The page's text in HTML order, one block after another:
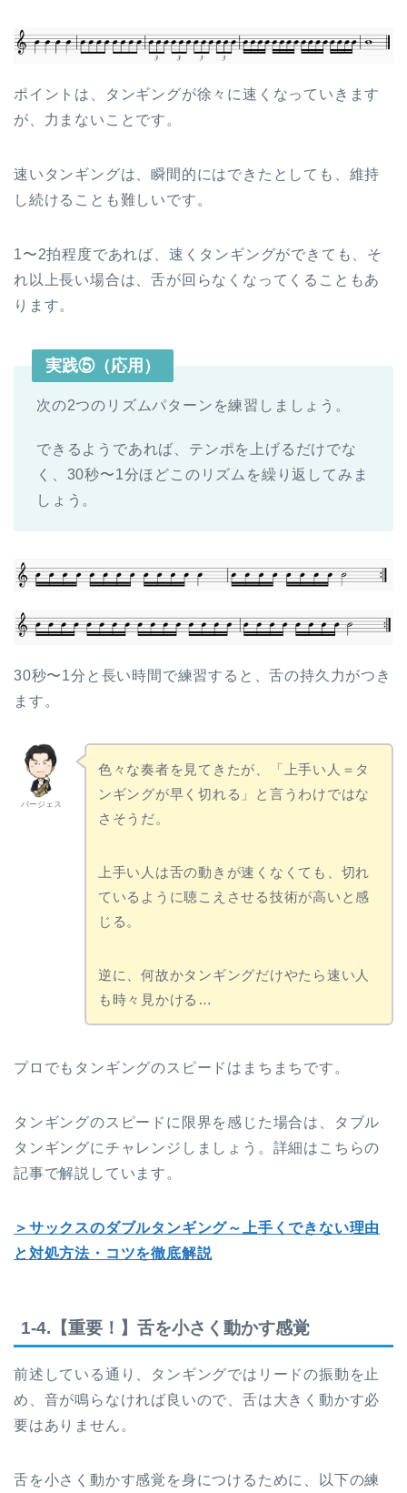
ポイントは、タンギングが徐々に速くなっていきます
が、力まないことです。
速いタンギングは、瞬間的にはできたとしても、維持
し続けることも難しいです。
1〜2拍程度であれば、速くタンギングができても、そ
れ以上長い場合は、舌が回らなくなってくることもあ
ります。
実践⑤（応用）
次の2つのリズムパターンを練習しましょう。
できるようであれば、テンポを上げるだけでな
く、30秒〜1分ほどこのリズムを繰り返してみま
しょう。
30秒〜1分と長い時間で練習すると、舌の持久力がつき
ます。
バージェス
色々な奏者を見てきたが、「上手い人＝タ
ンギングが早く切れる」と言うわけではな
さそうだ。
上手い人は舌の動きが速くなくても、切れ
ているように聴こえさせる技術が高いと感
じる。
逆に、何故かタンギングだけやたら速い人
も時々見かける…
プロでもタンギングのスピードはまちまちです。
タンギングのスピードに限界を感じた場合は、タブル
タンギングにチャレンジしましょう。詳細はこちらの
記事で解説しています。
＞サックスのダブルタンギング～上手くできない理由
と対処方法・コツを徹底解説
1-4.【重要！】舌を小さく動かす感覚
前述している通り、タンギングではリードの振動を止
め、音が鳴らなければ良いので、舌は大きく動かす必
要はありません。
舌を小さく動かす感覚を身につけるために、以下の練